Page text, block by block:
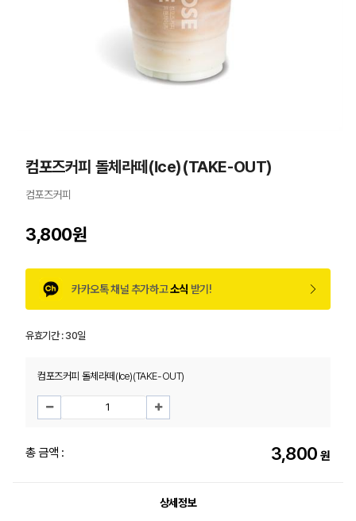
컴포즈커피 돌체라떼(Ice)(TAKE-OUT)
컴포즈커피
3,800원
카카오톡 채널 추가하고소식 받기!
유효기간 :30일
컴포즈커피 돌체라떼(Ice)(TAKE-OUT)
총 금액 : 3,800 원
상세정보